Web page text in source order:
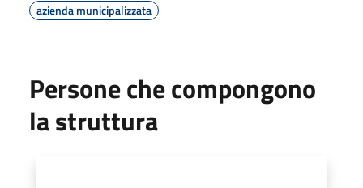
azienda municipalizzata
Persone che compongono
la struttura